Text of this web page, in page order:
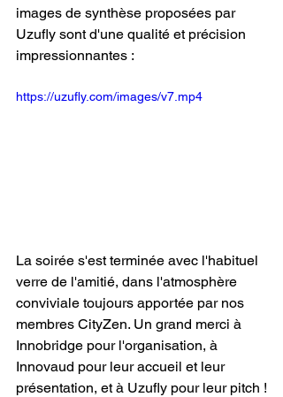
images de synthèse proposées par
Uzufly sont d'une qualité et précision
impressionnantes :
https://uzufly.com/images/v7.mp4
La soirée s'est terminée avec l'habituel
verre de l'amitié, dans l'atmosphère
conviviale toujours apportée par nos
membres CityZen. Un grand merci à
Innobridge pour l'organisation, à
Innovaud pour leur accueil et leur
présentation, et à Uzufly pour leur pitch !